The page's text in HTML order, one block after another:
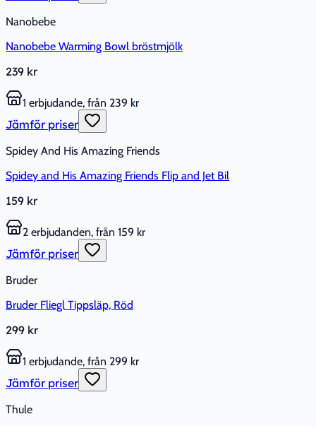
Nanobebe
Nanobebe Warming Bowl bröstmjölk
239 kr
1 erbjudande, från 239 kr
Jämför priser
Spidey And His Amazing Friends
Spidey and His Amazing Friends Flip and Jet Bil
159 kr
2 erbjudanden, från 159 kr
Jämför priser
Bruder
Bruder Fliegl Tippsläp, Röd
299 kr
1 erbjudande, från 299 kr
Jämför priser
Thule